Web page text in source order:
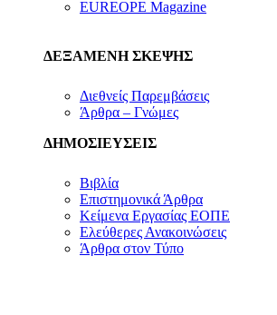
EUREOPE Magazine
ΔΕΞΑΜΕΝΗ ΣΚΕΨΗΣ
Διεθνείς Παρεμβάσεις
Άρθρα – Γνώμες
ΔΗΜΟΣΙΕΥΣΕΙΣ
Βιβλία
Επιστημονικά Άρθρα
Κείμενα Εργασίας ΕΟΠΕ
Ελεύθερες Ανακοινώσεις
Άρθρα στον Τύπο